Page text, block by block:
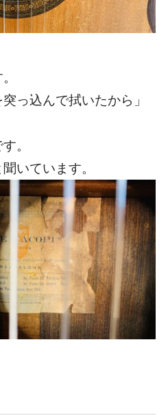
っ込んで拭いたから」
。
いています。